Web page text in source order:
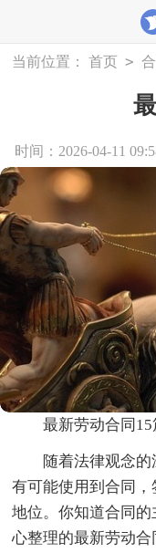
当前位置： 首页 >
时间：2026-04-11
最新劳动合同15
随着法律观念
有可能使用到合同
地位。你知道合同
心整理的最新劳动